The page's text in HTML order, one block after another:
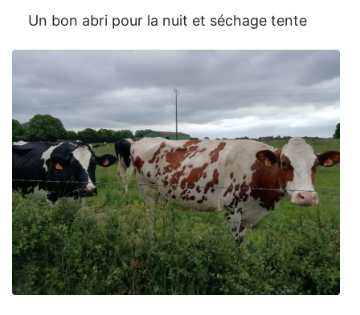
Un bon abri pour la nuit et séchage tente